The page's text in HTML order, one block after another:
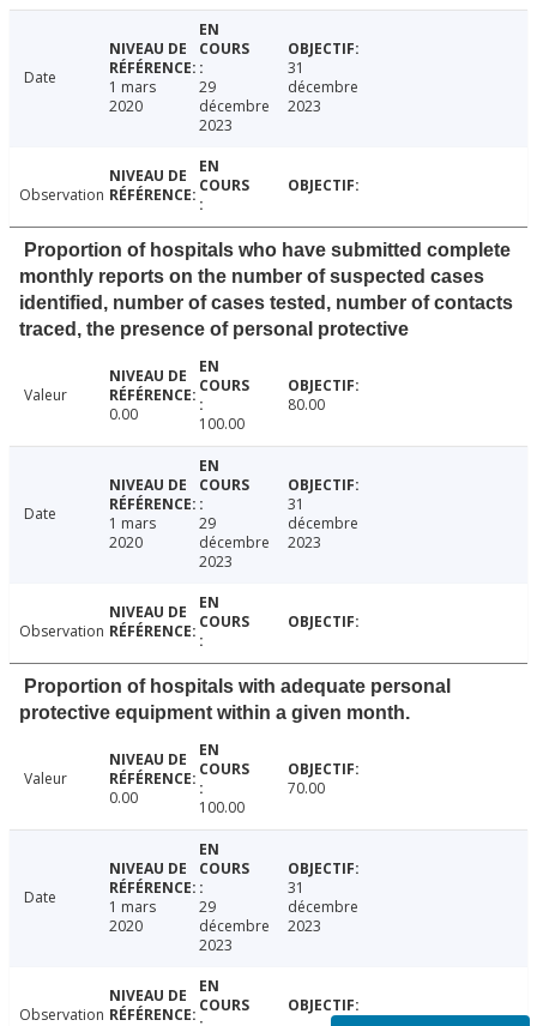
Date
1 mars
2020
29
décembre
2023
31
décembre
2023
Observation
Proportion of hospitals who have submitted complete
monthly reports on the number of suspected cases
identified, number of cases tested, number of contacts
traced, the presence of personal protective
Valeur
0.00
100.00
80.00
Date
1 mars
2020
29
décembre
2023
31
décembre
2023
Observation
Proportion of hospitals with adequate personal
protective equipment within a given month.
Valeur
0.00
100.00
70.00
Date
1 mars
2020
29
décembre
2023
31
décembre
2023
Observation